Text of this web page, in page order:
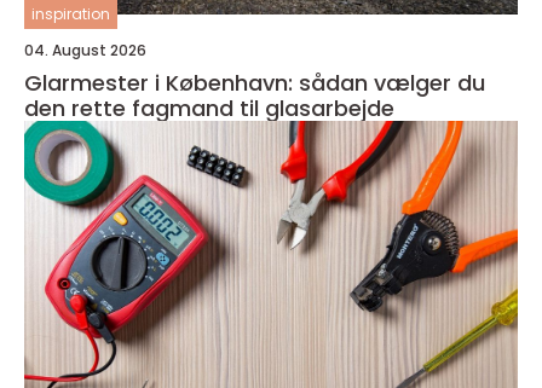
inspiration
04. August 2026
Glarmester i København: sådan vælger du
den rette fagmand til glasarbejde